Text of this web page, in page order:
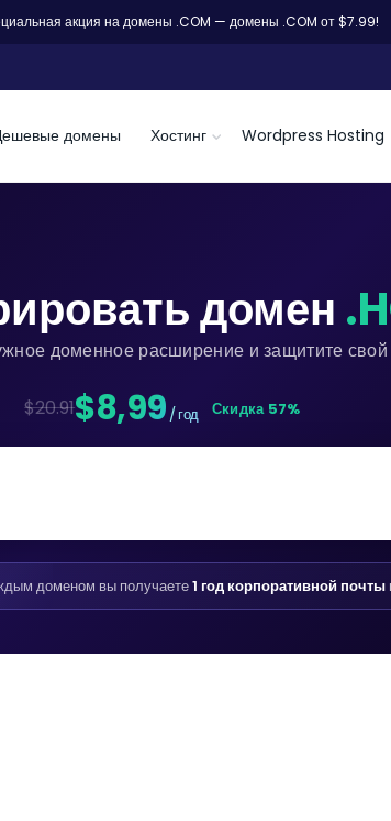
акция на домены .COM — домены .COM от $7.99!
домены Хостинг Wordpress Hosting
домен
доменное расширение и защитите свой
$20.91$8,99 / год Скидка 57%
доменом вы получаете1 год корпоративной почты